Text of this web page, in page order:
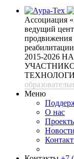
Ассоциация
ведущий
продвижения
2015-2026
Меню
О нас
Новости